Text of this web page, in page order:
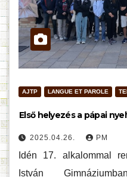
AJTP LANGUE ET PAROLE
Első helyezés a pápai
2025.04.26. PM
Idén 17. alkalommal
István